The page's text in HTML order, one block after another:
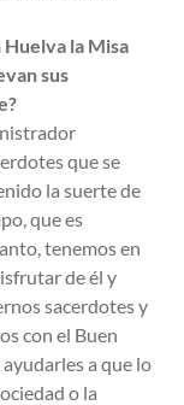
Huelva la Misa
sus
que se
la suerte de
que es
tenemos en
de él y
sacerdotes y
con el Buen
a que lo
o la